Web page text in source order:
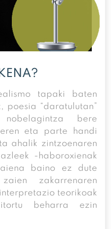
tapaki baten
poesia “daratulutan”
bere
eta parte handi
ahalik zintzoenaren
-haboroxienak
baino ez dute
zakarrenaren
teorikoak
beharra ezin